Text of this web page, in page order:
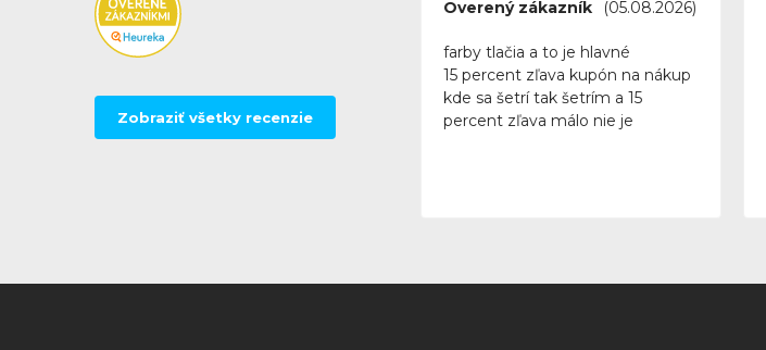
Zobraziť všetky recenzie
Overený zákazník (05.08.2026)
farby tlačia a to je hlavné
15 percent zľava kupón na nákup
kde sa šetrí tak šetrím a 15
percent zľava málo nie je